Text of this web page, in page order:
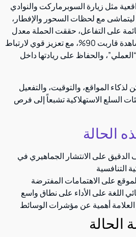
مثل زيارة السوبرماركت والنوادي
ليتماشى مع لحظات السحور والإفطار،
على التفاعل، حققت الحملة معدل
تفاعل بلغ 5.19% ونسبة مشاهدة قاربت 90%، مع تعزيز قوي لارتباط
والحفاظ على ريادتها داخل
المواقع، والتوقيت، والتفعيل
السلع الاستهلاكية تشبعاً إلى فرص
الحالة
الدقيق على الانتشار الجماهيري في
التنافسية
على الاهتمامات المفترضة
اللغة على الأداء على نطاق واسع
العلامة أهمية عن مؤشرات الوسائط
الحالة